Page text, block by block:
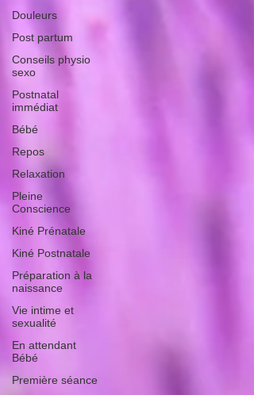
Douleurs
Post partum
Conseils physio
sexo
Postnatal
immédiat
Bébé
Repos
Relaxation
Pleine
Conscience
Kiné Prénatale
Kiné Postnatale
Préparation à la
naissance
Vie intime et
sexualité
En attendant
Bébé
Première séance